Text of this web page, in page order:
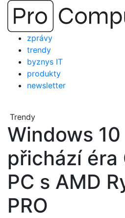
Přejít
obsah
zprávy
trendy
byznys IT
produkty
newsletter
Trendy
Windows
přichází éra
PC s AMD
PRO